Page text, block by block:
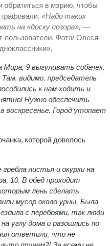
обратиться в мэрию, чтобы
«Надо таких
на «доску позора», —
пользователи. Фото/ Олеся
Мира, 9 выгуливать собачек.
видимо, председатель
к нам ходить и
Нужно обеспечить
воскресенье. Город утопает
которой довелось
листья и окурки на
10. В обед приходит
лень сделать
мусор около урны. Была
с перебоями, так люди
углу дома и разошлись по
ответили, что не